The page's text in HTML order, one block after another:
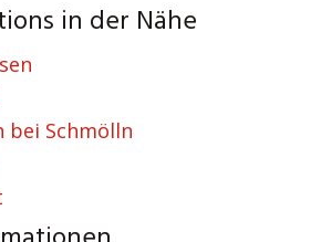
in der Nähe
bei Schmölln